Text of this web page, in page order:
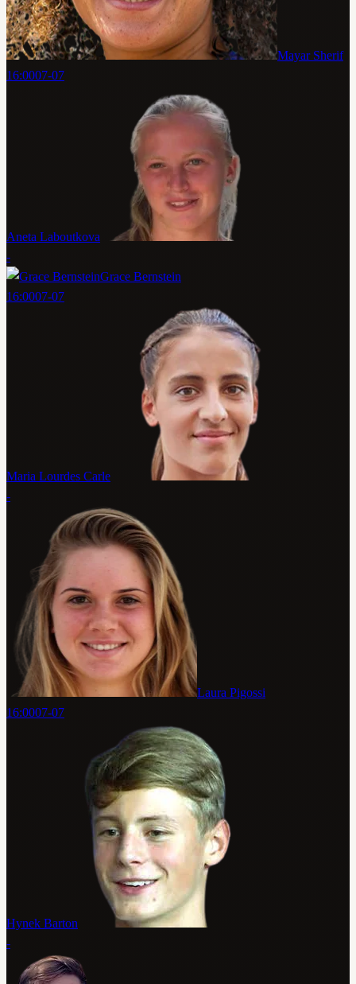
Mayar Sherif
16:0007-07
Aneta Laboutkova
-
Grace Bernstein
16:0007-07
Maria Lourdes Carle
-
Laura Pigossi
16:0007-07
Hynek Barton
-